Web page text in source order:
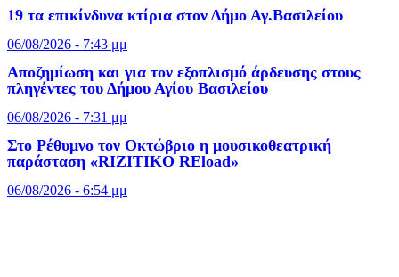
19 τα επικίνδυνα κτίρια στον Δήμο Αγ.Βασιλείου
06/08/2026 - 7:43 μμ
Αποζημίωση και για τον εξοπλισμό άρδευσης στους
πληγέντες του Δήμου Αγίου Βασιλείου
06/08/2026 - 7:31 μμ
Στο Ρέθυμνο τον Οκτώβριο η μουσικοθεατρική
παράσταση «RIZITIKO REload»
06/08/2026 - 6:54 μμ